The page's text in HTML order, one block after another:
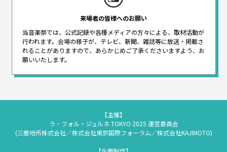
来場者の皆様へのお願い
当音楽祭では、公式記録や各種メディアの方々による、取材活動が
行われます。 会場の様子が、テレビ、新聞、雑誌等に放送・掲載さ
れることがありますので、 あらかじめご了承くださいますよう、お
願いいたします。
【主催】
ラ・フォル・ジュルネ TOKYO 2025 運営委員会
(三菱地所株式会社／株式会社東京国際フォーラム／株式会社KAJIMOTO)